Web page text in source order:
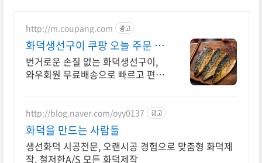
http://m.coupang.com 광고
화덕생선구이 쿠팡 오늘 주문 내
일 도착 로켓
번거로운 손질 없는 화덕생선구이,
와우회원 무료배송으로 빠르고 편리
배송.
http://blog.naver.com/oyy0137 광고
화덕을 만드는 사람들
생선화덕 시공전문, 오랜시공 경험으로 맞춤형 화덕제
작, 철저한A/S 모든 화덕제작